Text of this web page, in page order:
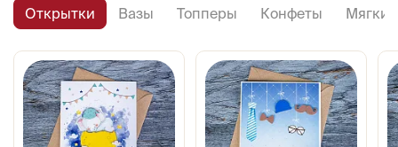
Открытки Вазы Топперы Конфеты